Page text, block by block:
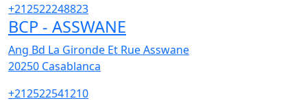
+212522248823
BCP - ASSWANE
Ang Bd La Gironde Et Rue Asswane
20250 Casablanca
+212522541210